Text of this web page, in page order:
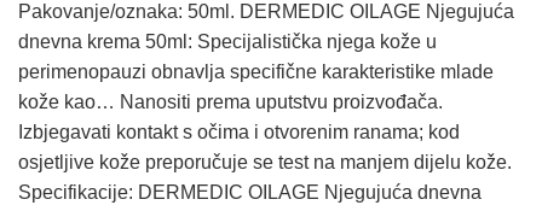
Pakovanje/oznaka: 50ml. DERMEDIC OILAGE Njegujuća
dnevna krema 50ml: Specijalistička njega kože u
perimenopauzi obnavlja specifične karakteristike mlade
kože kao… Nanositi prema uputstvu proizvođača.
Izbjegavati kontakt s očima i otvorenim ranama; kod
osjetljive kože preporučuje se test na manjem dijelu kože.
Specifikacije: DERMEDIC OILAGE Njegujuća dnevna